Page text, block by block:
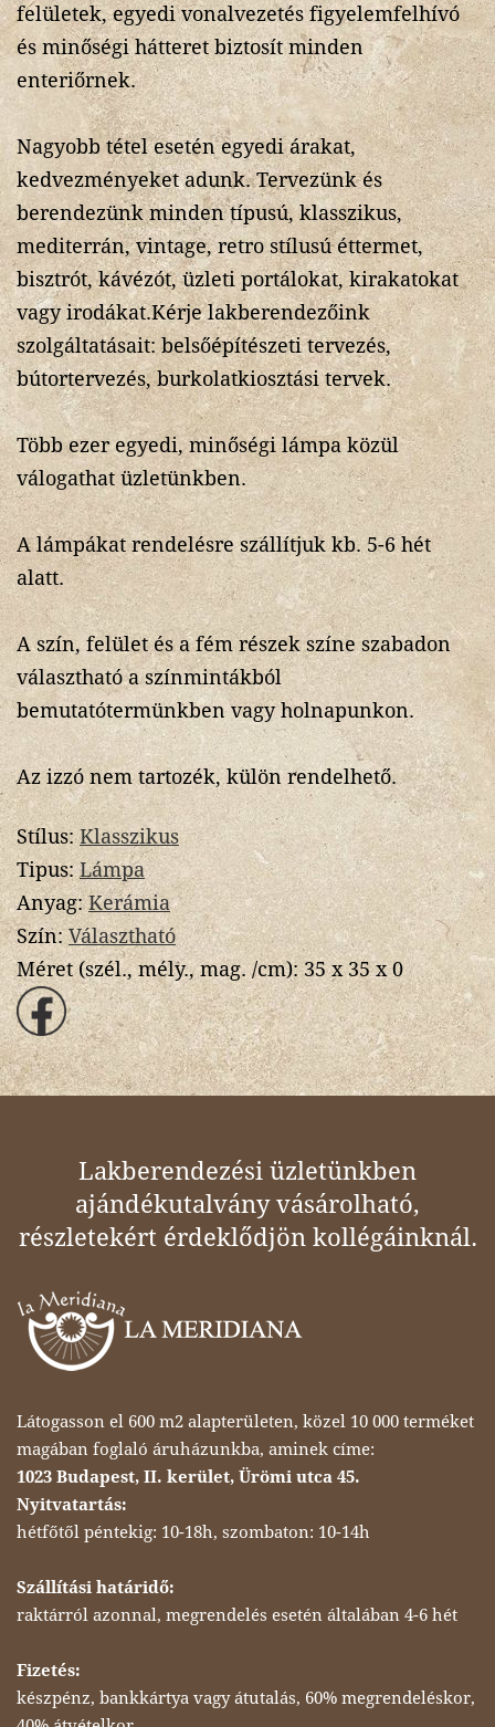
felületek, egyedi vonalvezetés figyelemfelhívó
és minőségi hátteret biztosít minden
enteriőrnek.
Nagyobb tétel esetén egyedi árakat,
kedvezményeket adunk. Tervezünk és
berendezünk minden típusú, klasszikus,
mediterrán, vintage, retro stílusú éttermet,
bisztrót, kávézót, üzleti portálokat, kirakatokat
vagy irodákat.Kérje lakberendezőink
szolgáltatásait: belsőépítészeti tervezés,
bútortervezés, burkolatkiosztási tervek.
Több ezer egyedi, minőségi lámpa közül
válogathat üzletünkben.
A lámpákat rendelésre szállítjuk kb. 5-6 hét
alatt.
A szín, felület és a fém részek színe szabadon
választható a színmintákból
bemutatótermünkben vagy holnapunkon.
Az izzó nem tartozék, külön rendelhető.
Stílus:Klasszikus
Tipus:Lámpa
Anyag:Kerámia
Szín:Választható
Méret (szél., mély., mag. /cm):35 x 35 x 0
Lakberendezési üzletünkben
ajándékutalvány vásárolható,
részletekért érdeklődjön kollégáinknál.
Látogasson el 600 m2 alapterületen, közel 10 000 terméket
magában foglaló áruházunkba, aminek címe:
1023 Budapest, II. kerület, Ürömi utca 45.
Nyitvatartás:
hétfőtől péntekig: 10-18h, szombaton: 10-14h
Szállítási határidő:
raktárról azonnal, megrendelés esetén általában 4-6 hét
Fizetés:
készpénz, bankkártya vagy átutalás, 60% megrendeléskor,